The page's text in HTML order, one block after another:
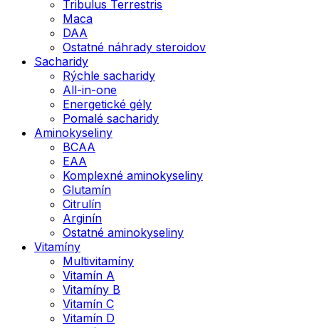
Tribulus Terrestris
Maca
DAA
Ostatné náhrady steroidov
Sacharidy
Rýchle sacharidy
All-in-one
Energetické gély
Pomalé sacharidy
Aminokyseliny
BCAA
EAA
Komplexné aminokyseliny
Glutamín
Citrulín
Arginín
Ostatné aminokyseliny
Vitamíny
Multivitamíny
Vitamín A
Vitamíny B
Vitamín C
Vitamín D